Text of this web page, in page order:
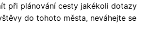
při plánování cesty jakékoli dotazy
do tohoto města, neváhejte se